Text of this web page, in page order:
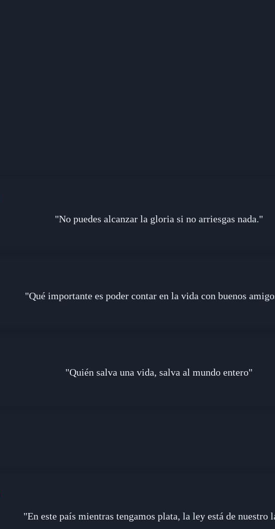
"No puedes alcanzar la gloria si no arriesgas nada."
"Qué importante es poder contar en la vida con buenos
"Quién salva una vida, salva al mundo entero"
"En este país mientras tengamos plata, la ley está de nuestro